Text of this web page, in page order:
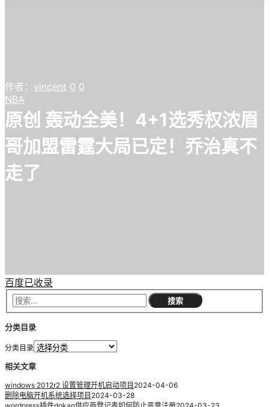
作者： vincent 0 0
NBA
原创 轰动全美！4+1选秀权浓眉
哥加盟雷霆大局已定！乔治真不
走了
百度已收录
分类目录
分类目录
相关文章
windows 2012r2 设置管理开机启动项目 2024-04-06
删除电脑开机系统选择项目 2024-03-28